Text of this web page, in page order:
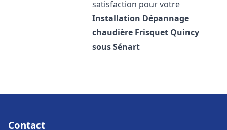
satisfaction pour votre
Installation Dépannage
chaudière Frisquet Quincy
sous Sénart
Contact